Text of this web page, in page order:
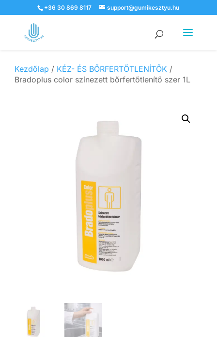
+36 30 869 8117 support@gumikesztyu.hu
Products
search
Kezdőlap / KÉZ- ÉS BŐRFERTŐTLENÍTŐK /
Bradoplus color színezett bőrfertőtlenítő szer 1L